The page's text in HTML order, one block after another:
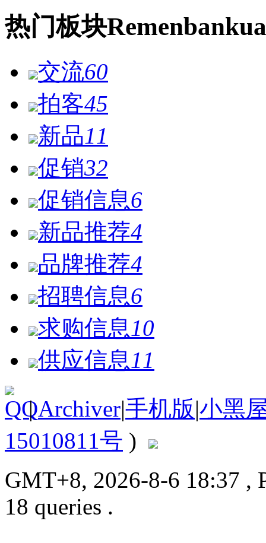
热门板块Remen
交流60
拍客45
新品11
促销32
促销信息6
新品推荐4
品牌推荐4
招聘信息6
求购信息10
供应信息11
| Archiver|手机版|小黑
15010811号 )
GMT+8, 2026-8-6 18:37 ,
18 queries .